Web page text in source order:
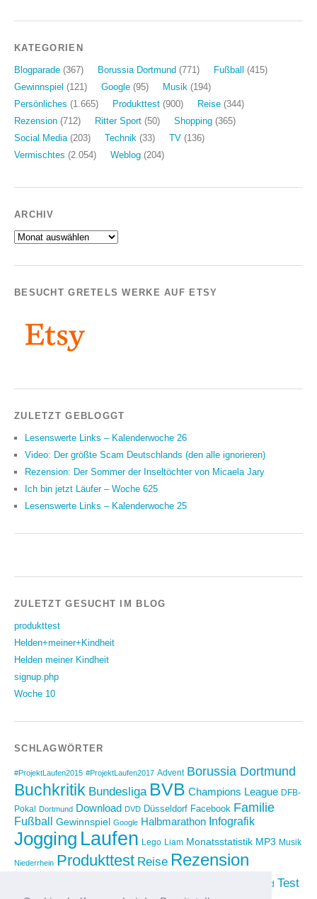
KATEGORIEN
Blogparade (367) Borussia Dortmund (771) Fußball
(415)
Gewinnspiel (121) Google (95) Musik (194)
Persönliches (1.665) Produkttest (900) Reise (344)
Rezension (712) Ritter Sport (50) Shopping (365)
Social Media (203) Technik (33) TV (136)
Vermischtes (2.054) Weblog (204)
ARCHIV
Archiv
BESUCHT GRETELS WERKE AUF ETSY
ZULETZT GEBLOGGT
Lesenswerte Links – Kalenderwoche 26
Video: Der größte Scam Deutschlands (den alle ignorieren)
Rezension: Der Sommer der Inseltöchter von Micaela Jary
Ich bin jetzt Läufer – Woche 625
Lesenswerte Links – Kalenderwoche 25
ZULETZT GESUCHT IM BLOG
produkttest
Helden+meiner+Kindheit
Helden meiner Kindheit
signup.php
Woche 10
SCHLAGWÖRTER
#ProjektLaufen2015 #ProjektLaufen2017 Advent Borussia Dortmund
Buchkritik Bundesliga BVB Champions League DFB-
Pokal Dortmund Download DVD Düsseldorf Facebook Familie
Fußball Gewinnspiel Google Halbmarathon Infografik
Jogging Laufen Lego Liam Monatsstatistik MP3 Musik
Niederrhein Produkttest Reise Rezension
sponsored Test